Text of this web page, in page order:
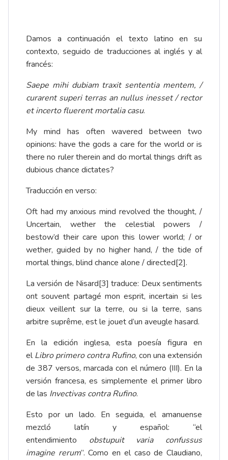
Damos a continuación el texto latino en su
contexto, seguido de traducciones al inglés y al
francés:
Saepe mihi dubiam traxit sententia mentem, /
curarent superi terras an nullus inesset / rector
et incerto fluerent mortalia casu.
My mind has often wavered between two
opinions: have the gods a care for the world or is
there no ruler therein and do mortal things drift as
dubious chance dictates?
Traducción en verso:
Oft had my anxious mind revolved the thought, /
Uncertain, wether the celestial powers /
bestow’d their care upon this lower world; / or
wether, guided by no higher hand, / the tide of
mortal things, blind chance alone / directed[2].
La versión de Nisard[3] traduce: Deux sentiments
ont souvent partagé mon esprit, incertain si les
dieux veillent sur la terre, ou si la terre, sans
arbitre suprême, est le jouet d’un aveugle hasard.
En la edición inglesa, esta poesía figura en
elLibro primero contra Rufino, con una extensión
de 387 versos, marcada con el número (III). En la
versión francesa, es simplemente el primer libro
de las Invectivas contra Rufino.
Esto por un lado. En seguida, el amanuense
mezcló latín y español: “el
entendimiento obstupuit varia confussus
imagine rerum”. Como en el caso de Claudiano,